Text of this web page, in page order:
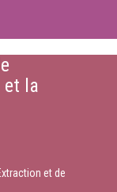
et la
et de